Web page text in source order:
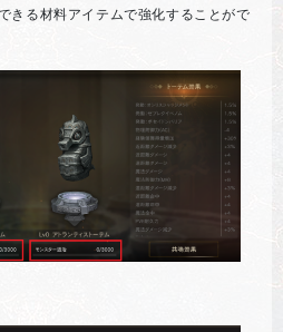
きる材料アイテムで強化することがで